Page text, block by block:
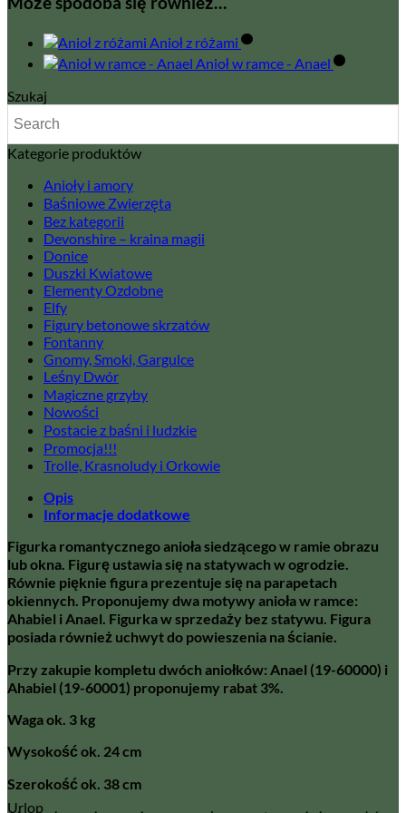
Ahabiel
Anioł z różami
Anioł w ramce - Anael
Szukaj
Kategorie produktów
Anioły i amory
Baśniowe Zwierzęta
Bez kategorii
Devonshire – kraina magii
Donice
Duszki Kwiatowe
Elementy Ozdobne
Elfy
Figury betonowe skrzatów
Fontanny
Gnomy, Smoki, Gargulce
Leśny Dwór
Magiczne grzyby
Nowości
Postacie z baśni i ludzkie
Promocja!!!
Trolle, Krasnoludy i Orkowie
Opis
Informacje dodatkowe
Figurka romantycznego anioła siedzącego w ramie obrazu
lub okna. Figurę ustawia się na statywach w ogrodzie.
Równie pięknie figura prezentuje się na parapetach
okiennych. Proponujemy dwa motywy anioła w ramce:
Ahabiel i Anael. Figurka w sprzedaży bez statywu. Figura
posiada również uchwyt do powieszenia na ścianie.
Przy zakupie kompletu dwóch aniołków: Anael (19-60000) i
Ahabiel (19-60001) proponujemy rabat 3%.
Waga ok. 3 kg
Wysokość ok. 24 cm
Szerokość ok. 38 cm
Urlop